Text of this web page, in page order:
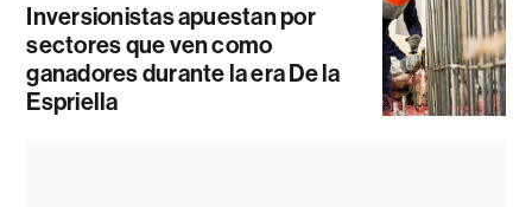
Inversionistas apuestan por
sectores que ven como
ganadores durante la era De la
Espriella